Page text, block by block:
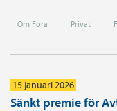
Om Fora Privat
15 januari 2026
Sänkt premie för